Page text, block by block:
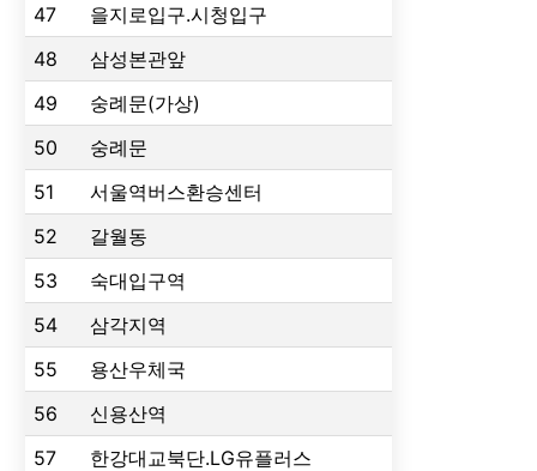
47
을지로입구.시청입구
48
삼성본관앞
49
숭례문(가상)
50
숭례문
51
서울역버스환승센터
52
갈월동
53
숙대입구역
54
삼각지역
55
용산우체국
56
신용산역
57
한강대교북단.LG유플러스